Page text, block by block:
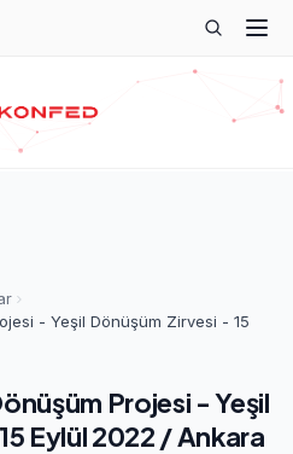
- Yeşil Dönüşüm Zirvesi - 15
Projesi - Yeşil
Eylül 2022 / Ankara